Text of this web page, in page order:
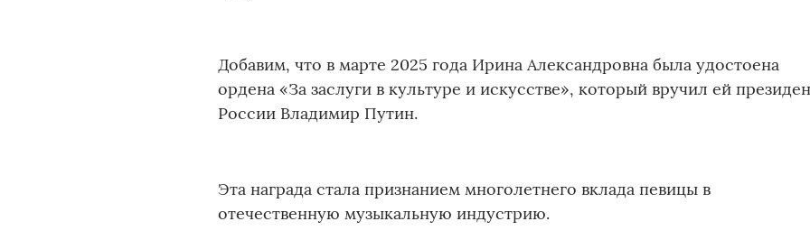
Добавим, что в марте 2025 года Ирина Александровна была удостоена
ордена «За заслуги в культуре и искусстве», который вручил ей
России Владимир Путин.
Эта награда стала признанием многолетнего вклада певицы в
отечественную музыкальную индустрию.